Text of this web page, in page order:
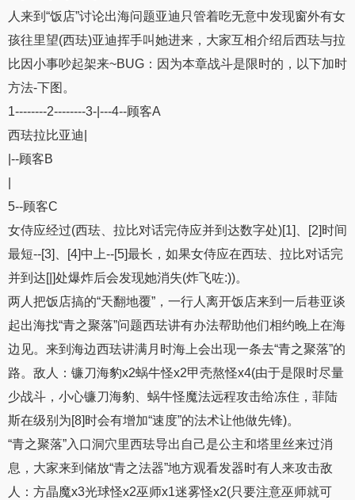
人来到“饭店”讨论出海问题亚迪只管着吃无意中发现窗外有女
孩往里望(西珐)亚迪挥手叫她进来，大家互相介绍后西珐与拉
比因小事吵起架来~BUG：因为本章战斗是限时的，以下加时
方法-下图。
1--------2--------3-|---4--顾客A
西珐拉比亚迪|
|--顾客B
5--顾客C
女侍应经过(西珐、拉比对话完侍应并到达数字处)[1]、[2]时间
最短--[3]、[4]中上--[5]最长，如果女侍应在西珐、拉比对话完
并到达[|]处爆炸后会发现她消失(炸飞咗:))。
两人把饭店搞的“天翻地覆”，一行人离开饭店来到一后巷亚谈
起出海找“青之聚落”问题西珐讲有办法帮助他们相约晚上在海
边见。来到海边西珐讲满月时海上会出现一条去“青之聚落”的
路。敌人：镰刀海豹x2蜗牛怪x2甲壳熬怪x4(由于是限时尽量
少战斗，小心镰刀海豹、蜗牛怪魔法远程攻击给冻住，菲陆
斯在级别为[8]时会有增加“速度”的法术让他做先锋)。
“青之聚落”入口洞穴里西珐导出自己是公主和塔里丝来过消
息，大家来到储放“青之法器”地方观看发器时有人来攻击敌
人：方晶魔x3光球怪x2巫师x1迷雾怪x2(只要注意巫师就可